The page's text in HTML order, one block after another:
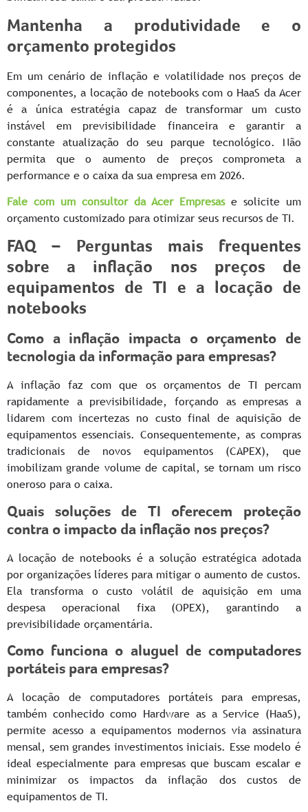
Mantenha a produtividade e o
orçamento protegidos
Em um cenário de inflação e volatilidade nos preços de
componentes, a locação de notebooks com o HaaS da Acer
é a única estratégia capaz de transformar um custo
instável em previsibilidade financeira e garantir a
constante atualização do seu parque tecnológico. Não
permita que o aumento de preços comprometa a
performance e o caixa da sua empresa em 2026.
Fale com um consultor da Acer Empresase solicite um
orçamento customizado para otimizar seus recursos de TI.
FAQ – Perguntas mais frequentes
sobre a inflação nos preços de
equipamentos de TI e a locação de
notebooks
Como a inflação impacta o orçamento de
tecnologia da informação para empresas?
A inflação faz com que os orçamentos de TI percam
rapidamente a previsibilidade, forçando as empresas a
lidarem com incertezas no custo final de aquisição de
equipamentos essenciais. Consequentemente, as compras
tradicionais de novos equipamentos (CAPEX), que
imobilizam grande volume de capital, se tornam um risco
oneroso para o caixa.
Quais soluções de TI oferecem proteção
contra o impacto da inflação nos preços?
A locação de notebooks é a solução estratégica adotada
por organizações líderes para mitigar o aumento de custos.
Ela transforma o custo volátil de aquisição em uma
despesa operacional fixa (OPEX), garantindo a
previsibilidade orçamentária.
Como funciona o aluguel de computadores
portáteis para empresas?
A locação de computadores portáteis para empresas,
também conhecido como Hardware as a Service (HaaS),
permite acesso a equipamentos modernos via assinatura
mensal, sem grandes investimentos iniciais. Esse modelo é
ideal especialmente para empresas que buscam escalar e
minimizar os impactos da inflação dos custos de
equipamentos de TI.